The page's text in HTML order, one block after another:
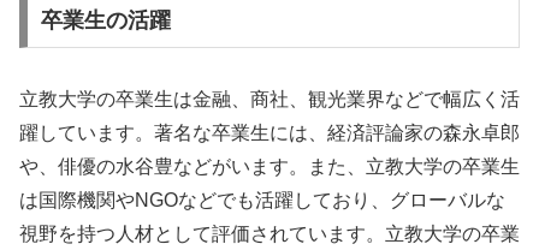
卒業生の活躍
立教大学の卒業生は金融、商社、観光業界などで幅広く活
躍しています。著名な卒業生には、経済評論家の森永卓郎
や、俳優の水谷豊などがいます。また、立教大学の卒業生
は国際機関やNGOなどでも活躍しており、グローバルな
視野を持つ人材として評価されています。立教大学の卒業